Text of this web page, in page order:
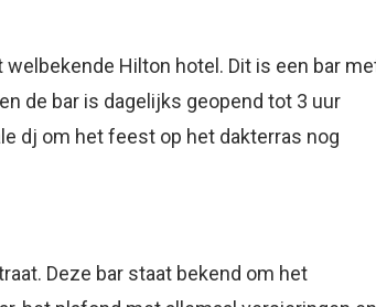
Hilton hotel. Dit is een bar
de bar is dagelijks geopend tot 3 uur
dj om het feest op het dakterras nog
Deze bar staat bekend om het